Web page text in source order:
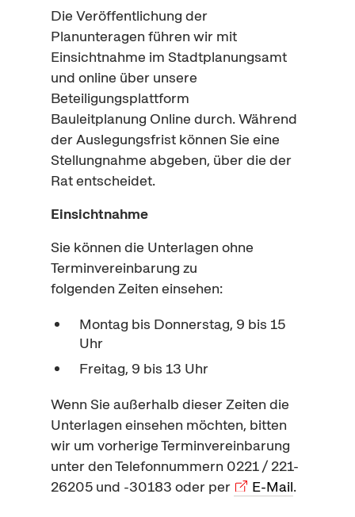
Die Veröffentlichung der
Planunteragen führen wir mit
Einsichtnahme im Stadtplanungsamt
und online über unsere
Beteiligungsplattform
Bauleitplanung Online durch. Während
der Auslegungsfrist können Sie eine
Stellungnahme abgeben, über die der
Rat entscheidet.
Einsichtnahme
Sie können die Unterlagen ohne
Terminvereinbarung zu
folgenden Zeiten einsehen:
Montag bis Donnerstag, 9 bis 15
Uhr
Freitag, 9 bis 13 Uhr
Wenn Sie außerhalb dieser Zeiten die
Unterlagen einsehen möchten, bitten
wir um vorherige Terminvereinbarung
unter den Telefonnummern 0221 / 221-
26205 und -30183 oder per
E-Mail.